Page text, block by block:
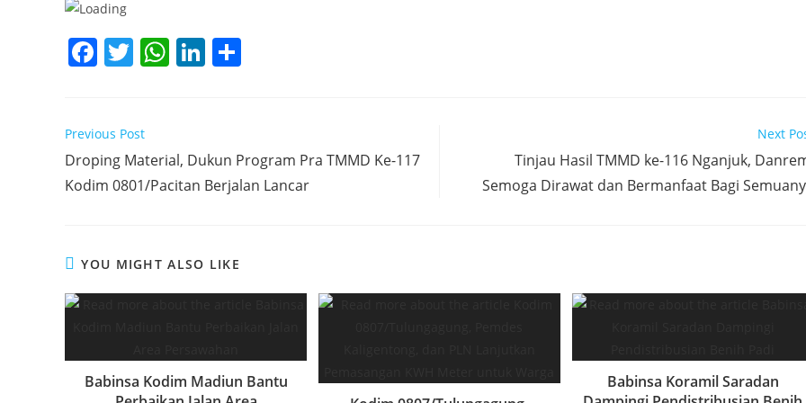
F
e
b
o
k
T
er
W
A
p
Li
dI
n
Read
articles
Previous Post
Droping Material, Dukun Program Pra TMMD Ke-117
Kodim 0801/Pacitan Berjalan Lancar
Next
Tinjau Hasil TMMD ke-116 Nganjuk,
Semoga Dirawat dan Bermanfaat Bagi
YOU MIGHT ALSO LIKE
Babinsa Kodim Madiun Bantu
Babinsa Koramil Saradan